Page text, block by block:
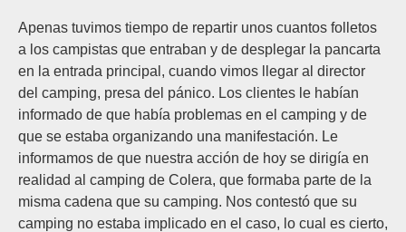
Apenas tuvimos tiempo de repartir unos cuantos folletos
a los campistas que entraban y de desplegar la pancarta
en la entrada principal, cuando vimos llegar al director
del camping, presa del pánico. Los clientes le habían
informado de que había problemas en el camping y de
que se estaba organizando una manifestación. Le
informamos de que nuestra acción de hoy se dirigía en
realidad al camping de Colera, que formaba parte de la
misma cadena que su camping. Nos contestó que su
camping no estaba implicado en el caso, lo cual es cierto,